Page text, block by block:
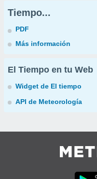
Tiempo...
PDF
Más información
El Tiempo en tu Web
Widget de El tiempo
API de Meteorología